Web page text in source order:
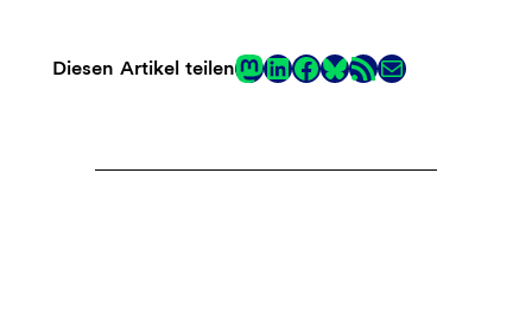
Diesen Artikel teilenMastodon
LinkedIn
Facebook
LinkRSS-Feed
E-Mail